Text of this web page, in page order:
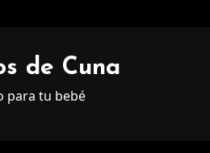
de Cuna
para tu bebé